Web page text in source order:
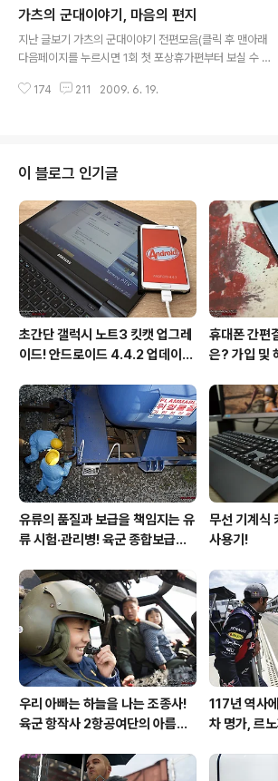
글을 안 읽으시고 바로 보셔도 무방합니다. 시간적 여유가
있으신 분은 윗부분에 위치한 지난 글보기를 이용해주세
요! 때는 바야흐로 작년 10월, 당시 서울에서 거주중인 가
번호, 택배아저씨인가? 주문한게 있나 기억해보지만 딱히
가츠의 군대이야기, 마음의 편지
지난 글보기 가츠의 군대이야기 전편모음(클릭 후 맨아래
다음페이지를 누르시면 1회 첫 포상휴가편부터 보실 수 있
보겠습니다. 언제나처럼 시간적 순서에 따라 전개되지 않
기를 이용해주세요! 떄는 바야흐로 05년 7월, 지긋지긋한
이등병을 마치고 가츠군은 일병으로 진급하였다. 커피자판
기 앞에서 담배를 한대 피면서 지난 6개월을 찌질한 시절
을 회상하고 있었다. 군대에서도 시간이 가긴 가는구나~!
이제는 엄연한 대한민국 육군 일병이 되었군~! 가슴팍에
새로 오바로크쳐진 일병 약장이 너무나 빛나..
174 211 2009. 6. 19.
이 블로그 인기글
초간단 갤럭시 노트3 킷캣 업그레
이드! 안드로이드 4.4.2 업데이트
휴대폰 간편
은? 가입 및
유류의 품질과 보급을 책임지는 유
류 시험·관리병! 육군 종합보급창
무선 기계식
사용기!
우리 아빠는 하늘을 나는 조종사!
육군 항작사 2항공여단의 아름다
117년 역사
차 명가, 르